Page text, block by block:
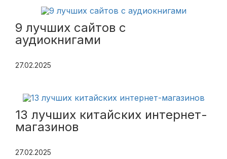
9 лучших сайтов с
аудиокнигами
27.02.2025
13 лучших китайских интернет-
магазинов
27.02.2025